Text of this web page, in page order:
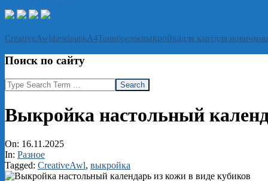
CreativeAwldieselpunk А4Тонибрелоквыкройкадля картдля новичков
Поиск по сайту
Search
Выкройка настольный
On: 16.11.2025
In: Разное
Tagged: CreativeAwl, выкройка